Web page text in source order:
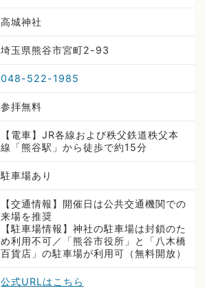
高城神社
埼玉県熊谷市宮町2-93
048-522-1985
参拝無料
【電車】JR各線および秩父鉄道秩父本
線「熊谷駅」から徒歩で約15分
駐車場あり
【交通情報】開催日は公共交通機関での
来場を推奨
【駐車場情報】神社の駐車場は封鎖のた
め利用不可／「熊谷市役所」と「八木橋
百貨店」の駐車場が利用可（無料開放）
公式URLはこちら